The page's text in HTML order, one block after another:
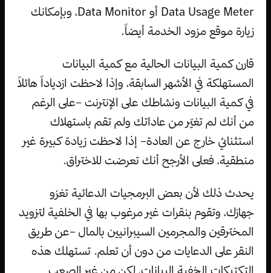
Data Usage Meter أو Data Monitor، وبإمكانك
زيارة موقع مزود الخدمة أيضاً.
قارن كمية البيانات الحالية مع كمية البيانات
المستهلكة في الأشهر السابقة، وإذا لاحظت ازدياداً هائلاً
في كمية البيانات ونشاطك على الإنترنت –على الرغم
من أنك لم تغيّر من عاداتك ولم تقم باستهلاك
استثنائي خارج عن العادة– إذا لاحظت زيادة كبيرة غير
منطقية، فعلى الأرجح أنك تعرضت للاختراق.
يحدث ذلك لأن بعض البرمجيات الدعائية تغزو
جهازك، وتقوم بنقرات غير مرغوب بها في الخلفية لتزويد
المخترقين والمجرمين السيبرانيين بالمال –عن طريق
النقر على الدعايات من دون أن تعلم. تستهلك هذه
التكتيكات الخفية البيانات، لكن من غير الصعب